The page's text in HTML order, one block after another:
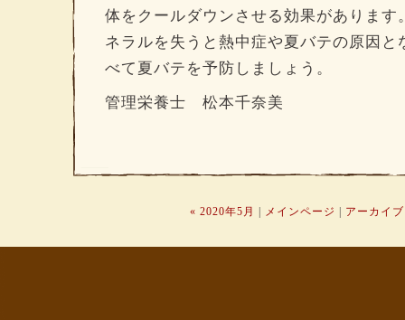
体をクールダウンさせる効果があります
ネラルを失うと熱中症や夏バテの原因と
べて夏バテを予防しましょう。
管理栄養士 松本千奈美
« 2020年5月 メインページ アーカイブ